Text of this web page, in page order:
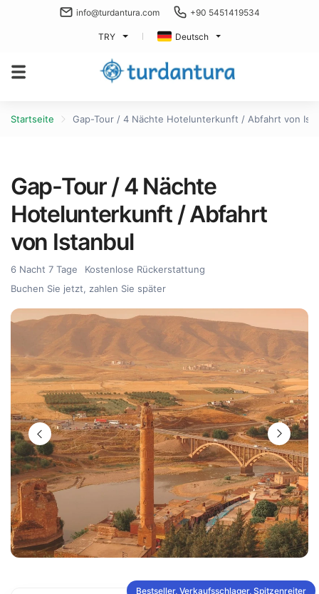
info@turdantura.com +90 5451419534
TRY Deutsch
Startseite Gap-Tour / 4 Nächte Hotelunterkunft / Abfahrt von
Gap-Tour / 4 Nächte
Hotelunterkunft / Abfahrt
von Istanbul
6 Nacht 7 Tage
Kostenlose Rückerstattung
Buchen Sie jetzt, zahlen Sie später
Bestseller, Verkaufsschlager, Spitzenreiter